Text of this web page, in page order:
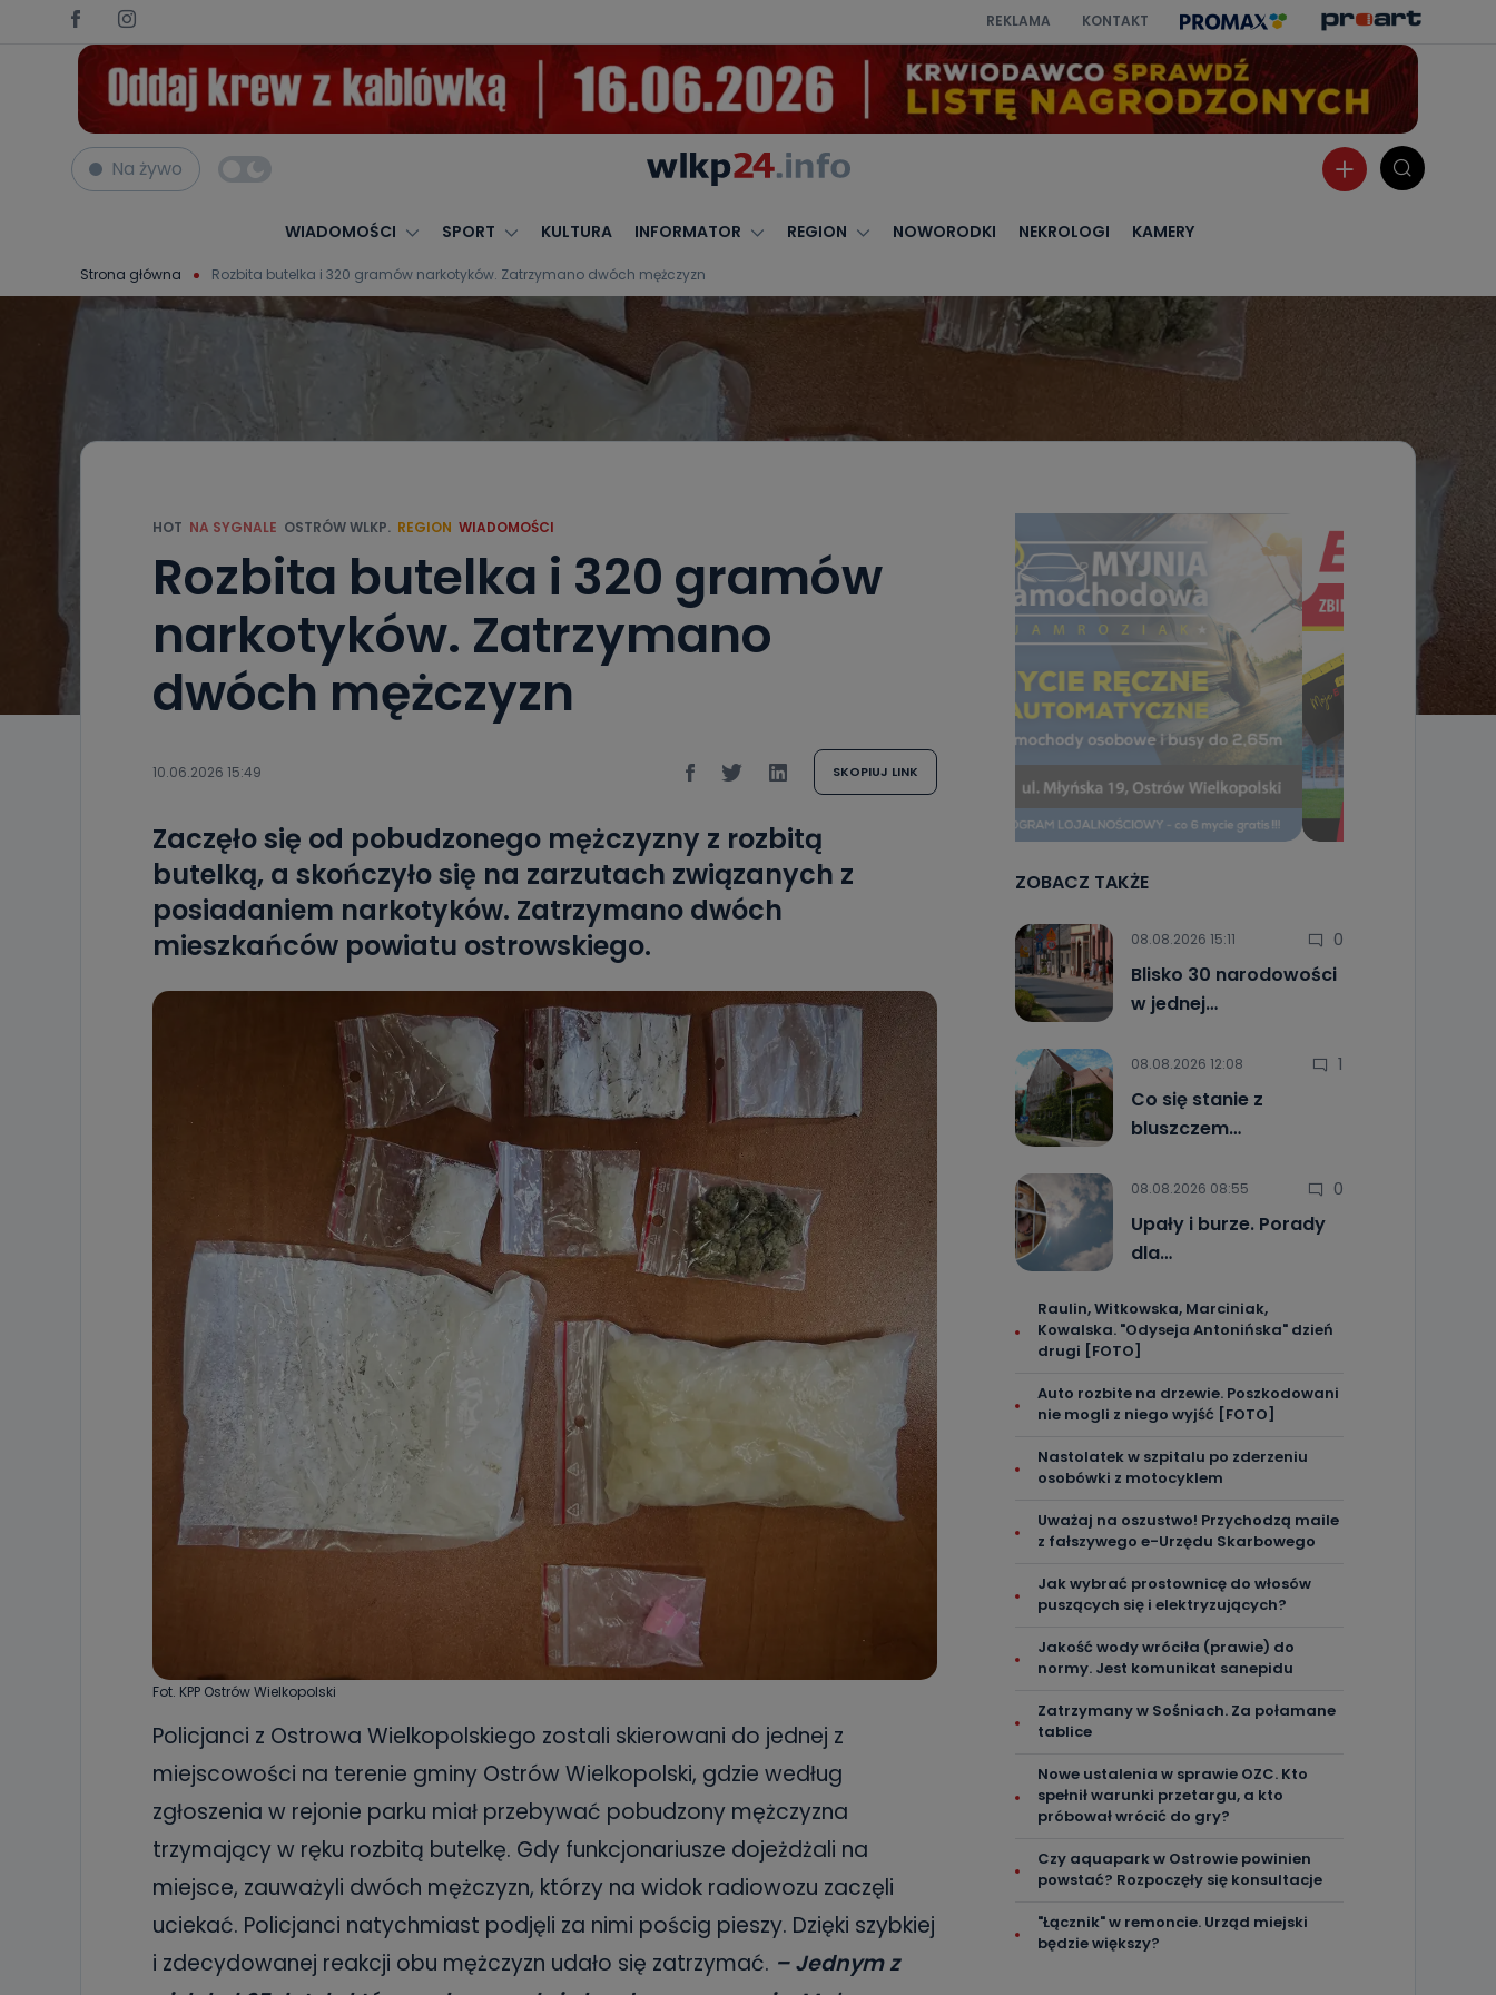
REKLAMA KONTAKT
Na żywo
WIADOMOŚCI SPORT KULTURA INFORMATOR REGION NOWORODKI NEKROLOGI KAMERY
Strona główna Rozbita butelka i 320 gramów narkotyków. Zatrzymano dwóch mężczyzn
HOT NA SYGNALE OSTRÓW WLKP. REGION WIADOMOŚCI
Rozbita butelka i 320 gramów
narkotyków. Zatrzymano
dwóch mężczyzn
10.06.2026 15:49 SKOPIUJ LINK
Zaczęło się od pobudzonego mężczyzny z rozbitą
butelką, a skończyło się na zarzutach związanych z
posiadaniem narkotyków. Zatrzymano dwóch
mieszkańców powiatu ostrowskiego.
Fot. KPP Ostrów Wielkopolski
Policjanci z Ostrowa Wielkopolskiego zostali skierowani do jednej z
miejscowości na terenie gminy Ostrów Wielkopolski, gdzie według
zgłoszenia w rejonie parku miał przebywać pobudzony mężczyzna
trzymający w ręku rozbitą butelkę. Gdy funkcjonariusze dojeżdżali na
miejsce, zauważyli dwóch mężczyzn, którzy na widok radiowozu zaczęli
uciekać. Policjanci natychmiast podjęli za nimi pościg pieszy. Dzięki szybkiej
i zdecydowanej reakcji obu mężczyzn udało się zatrzymać. – Jednym z
ZOBACZ TAKŻE
08.08.2026 15:11 0
Blisko 30 narodowości
w jednej…
08.08.2026 12:08 1
Co się stanie z
bluszczem…
08.08.2026 08:55 0
Upały i burze. Porady
dla…
Raulin, Witkowska, Marciniak,
Kowalska. "Odyseja Antonińska" dzień
drugi [FOTO]
Auto rozbite na drzewie. Poszkodowani
nie mogli z niego wyjść [FOTO]
Nastolatek w szpitalu po zderzeniu
osobówki z motocyklem
Uważaj na oszustwo! Przychodzą maile
z fałszywego e-Urzędu Skarbowego
Jak wybrać prostownicę do włosów
puszących się i elektryzujących?
Jakość wody wróciła (prawie) do
normy. Jest komunikat sanepidu
Zatrzymany w Sośniach. Za połamane
tablice
Nowe ustalenia w sprawie OZC. Kto
spełnił warunki przetargu, a kto
próbował wrócić do gry?
Czy aquapark w Ostrowie powinien
powstać? Rozpoczęły się konsultacje
"Łącznik" w remoncie. Urząd miejski
będzie większy?